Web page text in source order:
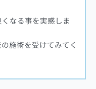
なる事を実感しま
施術を受けてみてく